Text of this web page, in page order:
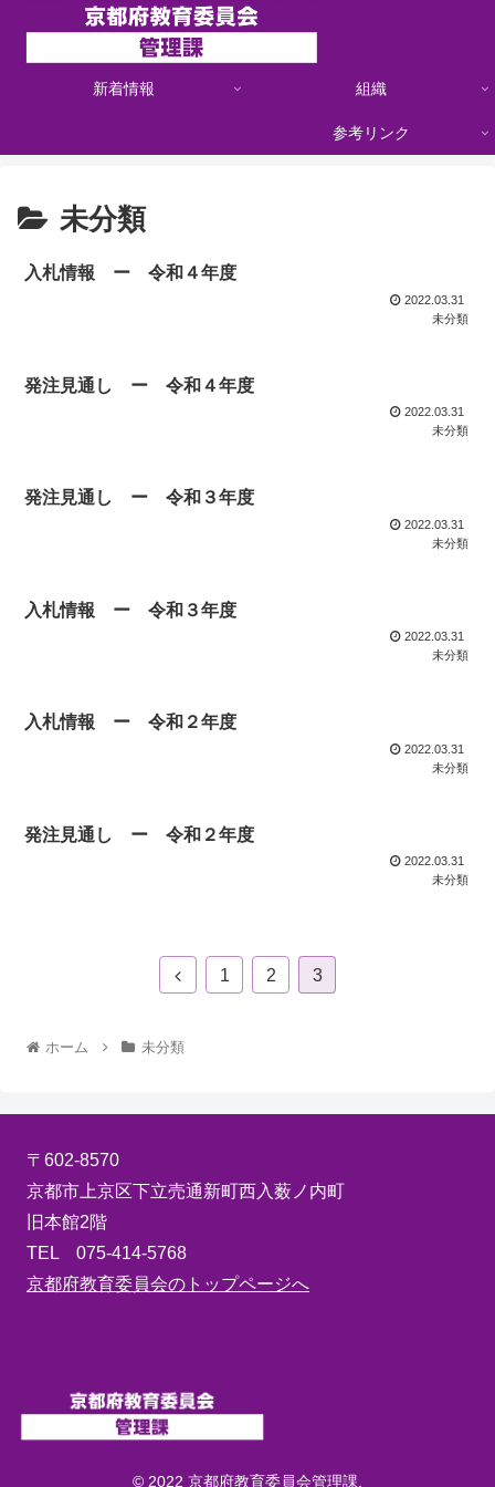
新着情報 組織
参考リンク
未分類
入札情報 ー 令和４年度
2022.03.31
未分類
発注見通し ー 令和４年度
2022.03.31
未分類
発注見通し ー 令和３年度
2022.03.31
未分類
入札情報 ー 令和３年度
2022.03.31
未分類
入札情報 ー 令和２年度
2022.03.31
未分類
発注見通し ー 令和２年度
2022.03.31
未分類
1 2 3
ホーム 未分類
〒602-8570
京都市上京区下立売通新町西入薮ノ内町
旧本館2階
TEL 075-414-5768
京都府教育委員会のトップページへ
© 2022 京都府教育委員会管理課.